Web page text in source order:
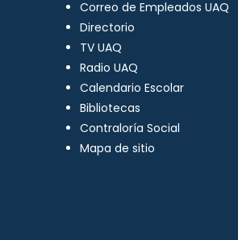
Correo de Empleados UAQ
Directorio
TV UAQ
Radio UAQ
Calendario Escolar
Bibliotecas
Contraloría Social
Mapa de sitio